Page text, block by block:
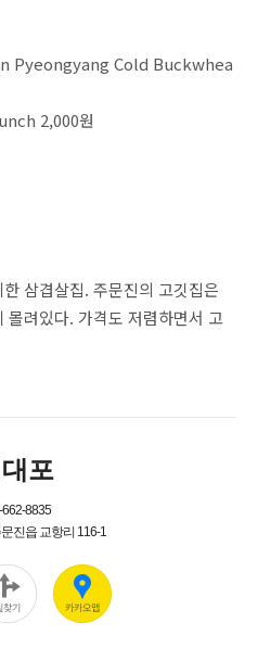
Pyeongyang Cold Buckwhea
2,000원
삼겹살집. 주문진의 고깃집은
려있다. 가격도 저렴하면서 고